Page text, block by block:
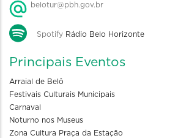
belotur@pbh.gov.br
Spotify Rádio Belo Horizonte
Principais Eventos
Arraial de Belô
Festivais Culturais Municipais
Carnaval
Noturno nos Museus
Zona Cultura Praça da Estação